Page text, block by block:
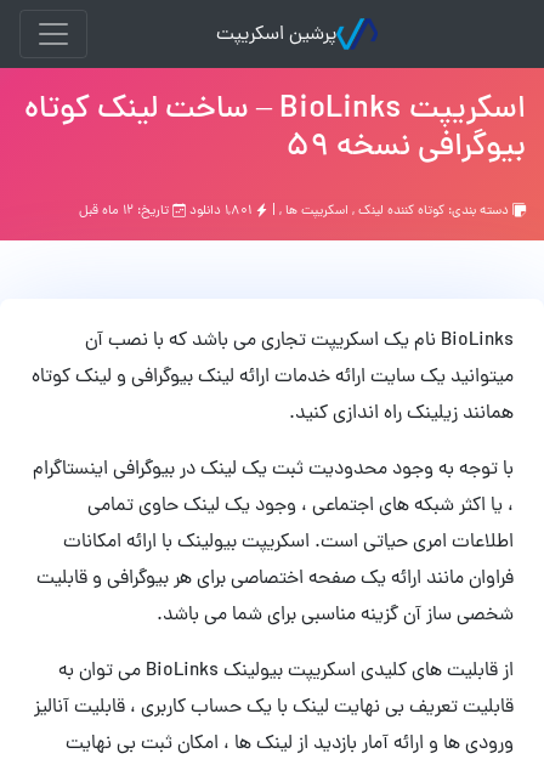
پرشین اسکریپت
اسکریپت BioLinks – ساخت لینک کوتاه
بیوگرافی نسخه 59
دسته بندی: کوتاه کننده لینک, اسکریپت ها, | تاریخ: ۱۲ ماه قبل
BioLinks نام یک اسکریپت تجاری می باشد که با نصب آن
میتوانید یک سایت ارائه خدمات ارائه لینک بیوگرافی و لینک کوتاه
همانند زیلینک راه اندازی کنید.
با توجه به وجود محدودیت ثبت یک لینک در بیوگرافی اینستاگرام
، یا اکثر شبکه های اجتماعی ، وجود یک لینک حاوی تمامی
اطلاعات امری حیاتی است. اسکریپت بیولینک با ارائه امکانات
فراوان مانند ارائه یک صفحه اختصاصی برای هر بیوگرافی و قابلیت
شخصی ساز آن گزینه مناسبی برای شما می باشد.
از قابلیت های کلیدی اسکریپت بیولینک BioLinks می توان به
قابلیت تعریف بی نهایت لینک با یک حساب کاربری ، قابلیت آنالیز
ورودی ها و ارائه آمار بازدید از لینک ها ، امکان ثبت بی نهایت